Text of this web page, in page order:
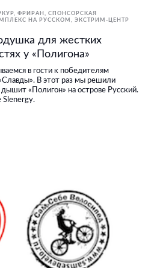
ФРИРАН
СПОНСОРСКАЯ
НА РУССКОМ
ЭКСТРИМ-ЦЕНТР
для жестких
у «Полигона»
в гости к победителям
В этот раз мы решили
«Полигон» на острове Русский.
Slenergy.